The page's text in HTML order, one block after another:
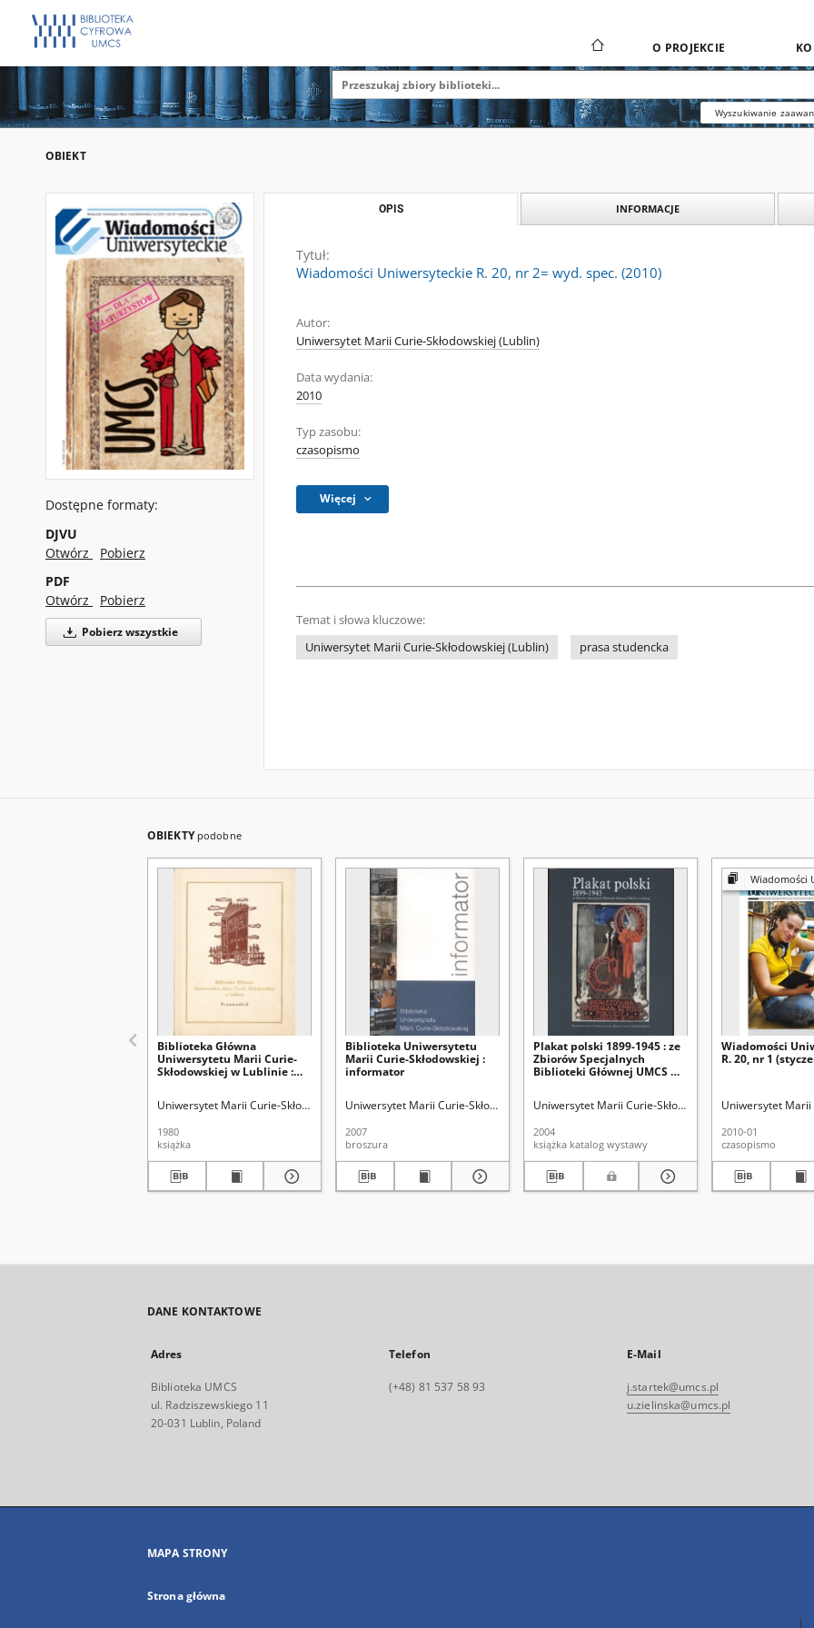
O PROJEKCIE
Wyszukiwanie
OBIEKT
Dostępne formaty:
DJVU
Otwórz
Pobierz
PDF
Otwórz
Pobierz
Pobierz wszystkie
OPIS INFORMACJE
Tytuł:
Wiadomości Uniwersyteckie R. 20, nr 2= wyd. spec. (2010)
Autor:
Uniwersytet Marii Curie-Skłodowskiej (Lublin)
Data wydania:
2010
Typ zasobu:
czasopismo
Więcej
Temat i słowa kluczowe:
Uniwersytet Marii Curie-Skłodowskiej (Lublin)
prasa studencka
OBIEKTY podobne
Biblioteka Główna
Uniwersytetu Marii Curie-
Skłodowskiej w Lublinie :
Uniwersytet Marii Curie-Skłodowskiej (Lublin). Biblioteka Główna Kowalski, Zdzisław Olczakowa, Jadwiga
1980
książka
Biblioteka Uniwersytetu
Marii Curie-Skłodowskiej :
informator
Uniwersytet Marii Curie-Skłodowskiej (Lublin). Biblioteka Główna Wojnarowicz, Stanisława
2007
broszura
Plakat polski 1899-1945 : ze
Zbiorów Specjalnych
Biblioteki Głównej UMCS w
listopad-grudzień 2004
Uniwersytet Marii Curie-Skłodowskiej (Lublin).
2004
książka katalog wystawy
Wiadomości
Wiadomości
R. 20, nr 1
Uniwersytet Marii
2010-01
czasopismo
DANE KONTAKTOWE
Adres
Biblioteka UMCS
ul. Radziszewskiego 11
20-031 Lublin, Poland
Telefon
(+48) 81 537 58 93
E-Mail
j.startek@umcs.pl
u.zielinska@umcs.pl
MAPA STRONY
Strona główna